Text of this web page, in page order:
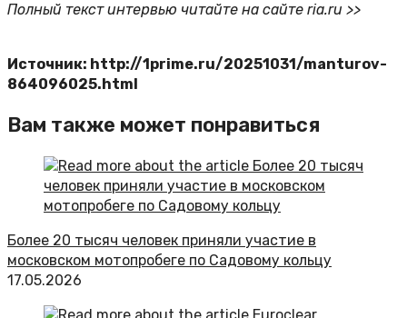
Полный текст интервью читайте на сайте ria.ru >>
Источник: http://1prime.ru/20251031/manturov-
864096025.html
Вам также может понравиться
Более 20 тысяч человек приняли участие в
московском мотопробеге по Садовому кольцу
17.05.2026